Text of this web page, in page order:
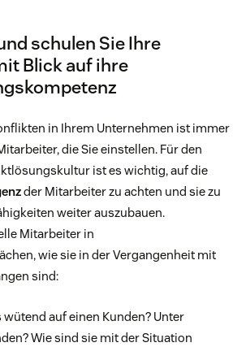
schulen Sie Ihre
Blick auf ihre
in Ihrem Unternehmen ist immer
die Sie einstellen. Für den
ist es wichtig, auf die
der Mitarbeiter zu achten und sie zu
weiter auszubauen.
Mitarbeiter in
wie sie in der Vergangenheit mit
sind:
wütend auf einen Kunden? Unter
Wie sind sie mit der Situation